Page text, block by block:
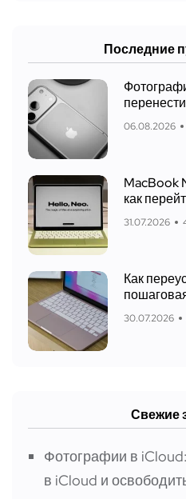
Последние
06.08.2026
MacBook
как
31.07.2026
Как
30.07.2026
Свежие
Фотографии в
в iCloud и